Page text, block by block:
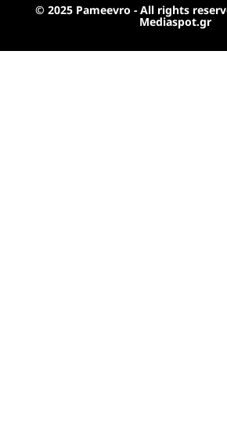
© 2025 Pameevro - All rights
Mediaspot.gr